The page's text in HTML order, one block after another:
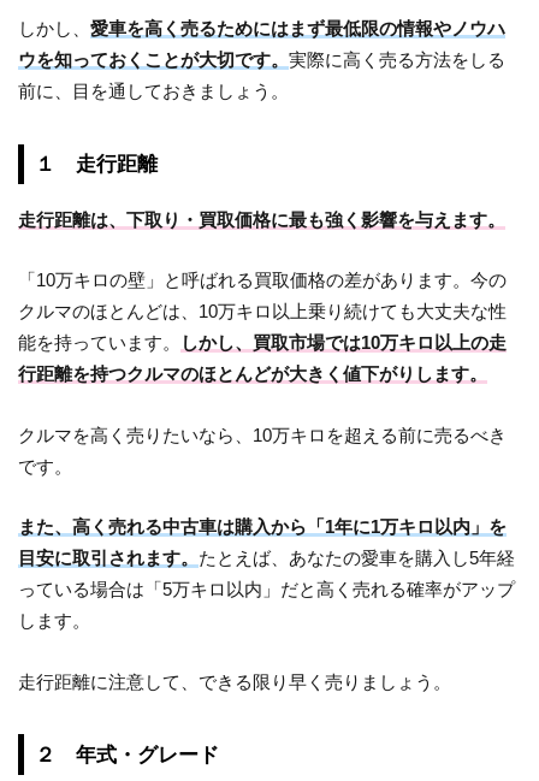
しかし、愛車を高く売るためにはまず最低限の情報やノウハ
ウを知っておくことが大切です。実際に高く売る方法をしる
前に、目を通しておきましょう。
１ 走行距離
走行距離は、下取り・買取価格に最も強く影響を与えます。
「10万キロの壁」と呼ばれる買取価格の差があります。今の
クルマのほとんどは、10万キロ以上乗り続けても大丈夫な性
能を持っています。
しかし、買取市場では10万キロ以上の走
行距離を持つクルマのほとんどが大きく値下がりします。
クルマを高く売りたいなら、10万キロを超える前に売るべき
です。
また、高く売れる中古車は購入から「1年に1万キロ以内」を
目安に取引されます。 たとえば、あなたの愛車を購入し5年経
っている場合は「5万キロ以内」だと高く売れる確率がアップ
します。
走行距離に注意して、できる限り早く売りましょう。
２ 年式・グレード